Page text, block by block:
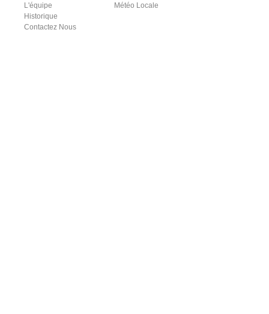
L'équipe
Historique
Contactez Nous
Météo Locale